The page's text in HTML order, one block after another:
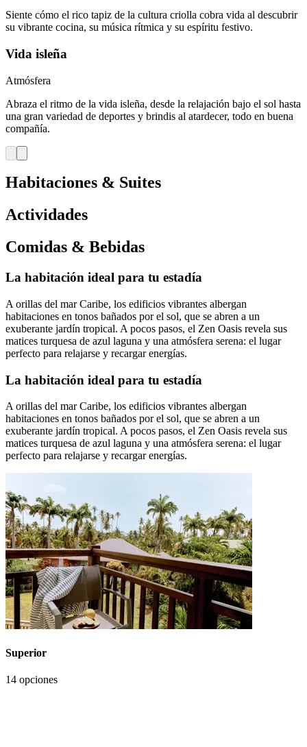
Siente cómo el rico tapiz de la cultura criolla cobra vida al descubrir
su vibrante cocina, su música rítmica y su espíritu festivo.
Vida isleña
Atmósfera
Abraza el ritmo de la vida isleña, desde la relajación bajo el sol hasta
una gran variedad de deportes y brindis al atardecer, todo en buena
compañía.
Habitaciones & Suites
Actividades
Comidas & Bebidas
La habitación ideal para tu estadía
A orillas del mar Caribe, los edificios vibrantes albergan
habitaciones en tonos bañados por el sol, que se abren a un
exuberante jardín tropical. A pocos pasos, el Zen Oasis revela sus
matices turquesa de azul laguna y una atmósfera serena: el lugar
perfecto para relajarse y recargar energías.
La habitación ideal para tu estadía
A orillas del mar Caribe, los edificios vibrantes albergan
habitaciones en tonos bañados por el sol, que se abren a un
exuberante jardín tropical. A pocos pasos, el Zen Oasis revela sus
matices turquesa de azul laguna y una atmósfera serena: el lugar
perfecto para relajarse y recargar energías.
Superior
14 opciones